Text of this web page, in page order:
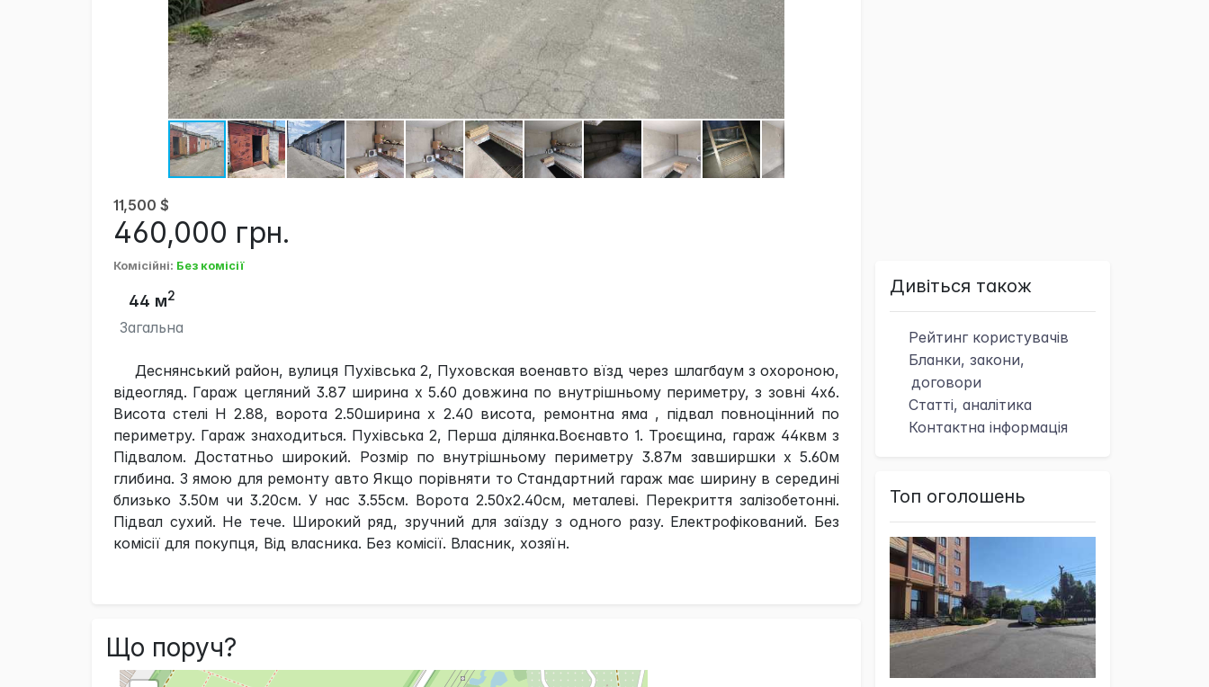
11,500 $
460,000 грн.
Комісійні: Без комісії
44 м2
Загальна
Деснянський район, вулиця Пухівська 2, Пуховская военавто вїзд через шлагбаум з охороною,
відеогляд. Гараж цегляний 3.87 ширина х 5.60 довжина по внутрішньому периметру, з зовні 4х6.
Висота стелі Н 2.88, ворота 2.50ширина х 2.40 висота, ремонтна яма , підвал повноцінний по
периметру. Гараж знаходиться. Пухівська 2, Перша ділянка.Воєнавто 1. Троєщина, гараж 44квм з
Підвалом. Достатньо широкий. Розмір по внутрішньому периметру 3.87м завширшки х 5.60м
глибина. З ямою для ремонту авто Якщо порівняти то Стандартний гараж має ширину в середині
близько 3.50м чи 3.20см. У нас 3.55см. Ворота 2.50х2.40см, металеві. Перекриття залізобетонні.
Підвал сухий. Не тече. Широкий ряд, зручний для заїзду з одного разу. Електрофікований. Без
комісії для покупця, Від власника. Без комісії. Власник, хозяїн.
Що поруч?
Дивіться також
Рейтинг користувачів
Бланки, закони,
договори
Статті, аналітика
Контактна інформація
Топ оголошень